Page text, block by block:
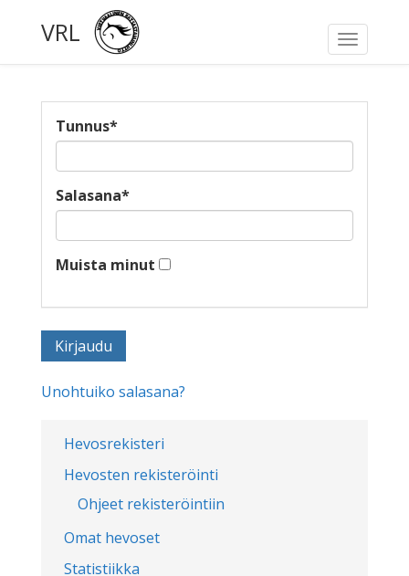
Toggle
VRL
Hevosrekisteri
Hevosten rekisteröinti
Ohjeet rekisteröintiin
Omat hevoset
Statistiikka
Tunnus*
Salasana*
Muista minut
Unohtuiko salasana?